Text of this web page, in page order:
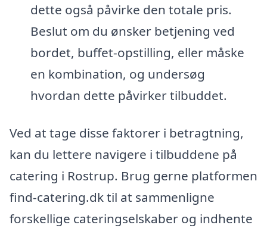
dette også påvirke den totale pris.
Beslut om du ønsker betjening ved
bordet, buffet-opstilling, eller måske
en kombination, og undersøg
hvordan dette påvirker tilbuddet.
Ved at tage disse faktorer i betragtning,
kan du lettere navigere i tilbuddene på
catering i Rostrup. Brug gerne platformen
find-catering.dk til at sammenligne
forskellige cateringselskaber og indhente